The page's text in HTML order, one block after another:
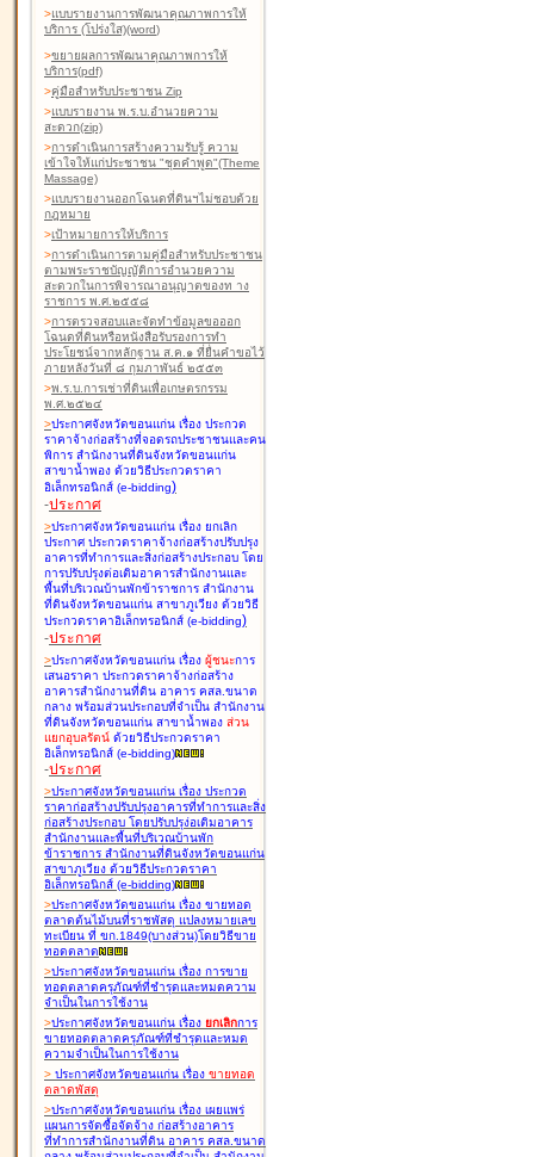
>แบบรายงานการพัฒนาคุณภาพการให้
บริการ (โปร่งใส)(word)
>ขยายผลการพัฒนาคุณภาพการให้
บริการ(pdf)
>คู่มือสำหรับประชาชน Zip
>แบบรายงาน พ.ร.บ.อำนวยความ
สะดวก(zip)
>การดำเนินการสร้างความรับรู้ ความ
เข้าใจให้แก่ประชาชน "ชุดคำพูด"(Theme
Massage)
>แบบรายงานออกโฉนดที่ดินฯไม่ชอบด้วย
กฎหมาย
>เป้าหมายการให้บริการ
>การดำเนินการตามคู่มือสำหรับประชาชน
ตามพระราชบัญญัติการอำนวยความ
สะดวกในการพิจารณาอนุญาตของท าง
ราชการ พ.ศ.๒๕๕๘
>การตรวจสอบและจัดทำข้อมูลขอออก
โฉนดที่ดินหรือหนังสือรับรองการทำ
ประโยชน์จากหลักฐาน ส.ค.๑ ที่ยื่นคำขอไว้
ภายหลังวันที่ ๘ กุมภาพันธ์ ๒๕๕๓
>พ.ร.บ.การเช่าที่ดินเพื่อเกษตรกรรม
พ.ศ.๒๕๒๔
>ประกาศจังหวัดขอนแก่น เรื่อง ประกวด
ราคาจ้างก่อสร้างที่จอดรถประชาชนและคน
พิการ สำนักงานที่ดินจังหวัดขอนแก่น
สาขาน้ำพอง ด้วยวิธีประกวดราคา
อิเล็กทรอนิกส์ (e-bidding)
-ประกาศ
>ประกาศจังหวัดขอนแก่น เรื่อง ยกเลิก
ประกาศ ประกวดราคาจ้างก่อสร้างปรับปรุง
อาคารที่ทำการและสิ่งก่อสร้างประกอบ โดย
การปรับปรุงต่อเติมอาคารสำนักงานและ
พื้นที่บริเวณบ้านพักข้าราชการ สำนักงาน
ที่ดินจังหวัดขอนแก่น สาขาภูเวียง ด้วยวิธี
ประกวดราคาอิเล็กทรอนิกส์ (e-bidding)
-ประกาศ
>ประกาศจังหวัดขอนแก่น เรื่อง ผู้ชนะการ
เสนอราคา ประกวดราคาจ้างก่อสร้าง
อาคารสำนักงานที่ดิน อาคาร คสล.ขนาด
กลาง พร้อมส่วนประกอบที่จำเป็น สำนักงาน
ที่ดินจังหวัดขอนแก่น สาขาน้ำพอง ส่วน
แยกอุบลรัตน์ ด้วยวิธีประกวดราคา
อิเล็กทรอนิกส์ (e-bidding)
-ประกาศ
>ประกาศจังหวัดขอนแก่น เรื่อง ประกวด
ราคาก่อสร้างปรับปรุงอาคารที่ทำการและสิ่ง
ก่อสร้างประกอบ โดยปรับปรุง่อเติมอาคาร
สำนักงานและพื้นที่บริเวณบ้านพัก
ข้าราชการ สำนักงานที่ดินจังหวัดขอนแก่น
สาขาภูเวียง ด้วยวิธีประกวดราคา
อิเล็กทรอนิกส์ (e-bidding)
>ประกาศจังหวัดขอนแก่น เรื่อง ขายทอด
ตลาดต้นไม้บนที่ราชพัสดุ แปลงหมายเลข
ทะเบียน ที่ ขก.1849(บางส่วน)โดยวิธีขาย
ทอดตลาด
>ประกาศจังหวัดขอนแก่น เรื่อง การขาย
ทอดตลาดครุภัณฑ์ที่ชำรุดและหมดความ
จำเป็นในการใช้งาน
>ประกาศจังหวัดขอนแก่น เรื่อง ยกเลิกการ
ขายทอดตลาดครุภัณฑ์ที่ชำรุดและหมด
ความจำเป็นในการใช้งาน
> ประกาศจังหวัดขอนแก่น เรื่อง ขายทอด
ตลาดพัสดุ
>ประกาศจังหวัดขอนแก่น เรื่อง เผยแพร่
แผนการจัดซื้อจัดจ้าง ก่อสร้างอาคาร
ที่ทำการสำนักงานที่ดิน อาคาร คสล.ขนาด